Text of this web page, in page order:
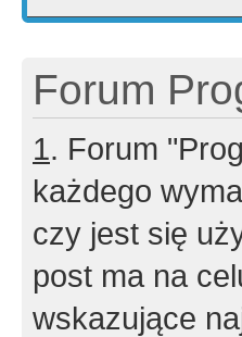
Forum
1. Forum
każdego
czy jest się
post ma na
wskazujące